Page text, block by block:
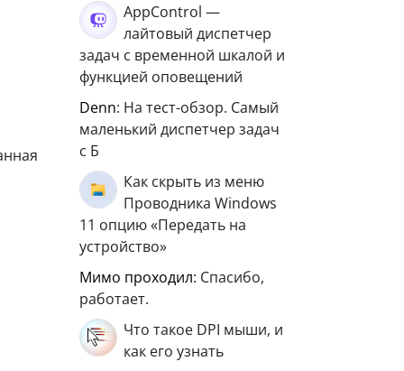
AppControl —
лайтовый диспетчер
задач с временной шкалой и
функцией оповещений
Denn: На тест-обзор. Самый
маленький диспетчер задач
с Б
Как скрыть из меню
Проводника Windows
11 опцию «Передать на
устройство»
мимо проходил: Спасибо,
работает.
Что такое DPI мыши, и
как его узнать